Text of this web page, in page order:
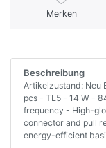
Merken
Beschreibung
Artikelzustand: Neu
pcs - TL5 - 14 W -
frequency - High-
connector and pull
energy-efficient